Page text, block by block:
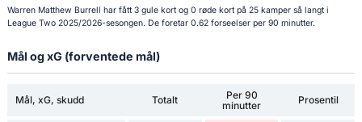
Warren Matthew Burrell har fått 3 gule kort og 0 røde kort på 25 kamper så langt i
League Two 2025/2026-sesongen. De foretar 0.62 forseelser per 90 minutter.
Mål og xG (forventede mål)
Mål, xG, skudd Totalt
Per 90
minutter
Prosentil